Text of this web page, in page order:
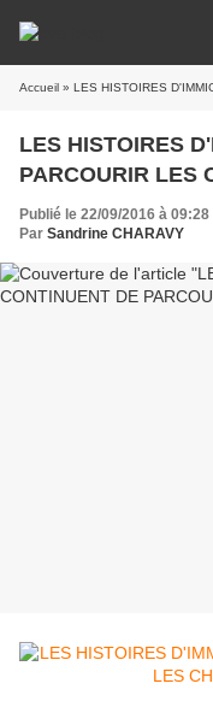
Accueil » LES HISTOIRES
LES HISTOIRES
PARCOURIR LES
Publié le 22/09/2016 à 09:28
Par Sandrine CHARAVY